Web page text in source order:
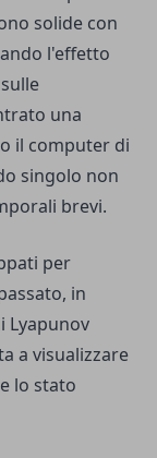
solide con
l'effetto
una
il computer di
singolo non
brevi.
per
in
Lyapunov
a visualizzare
lo stato